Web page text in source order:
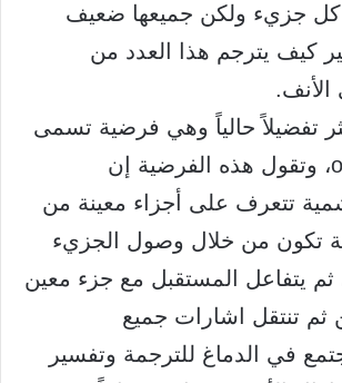
كل جزيء ولكن جميعها ضعيف
كيف يترجم هذا العدد من
الأنف.
تفضيلاً حالياً وهي فرضية تسمى
odotope theory، وتقول هذه الفرضية إن
تتعرف على أجزاء معينة من
تكون من خلال وصول الجزيء
يتفاعل المستقبل مع جزء معين
ثم تنتقل اشارات جميع
في الدماغ للترجمة وتفسير